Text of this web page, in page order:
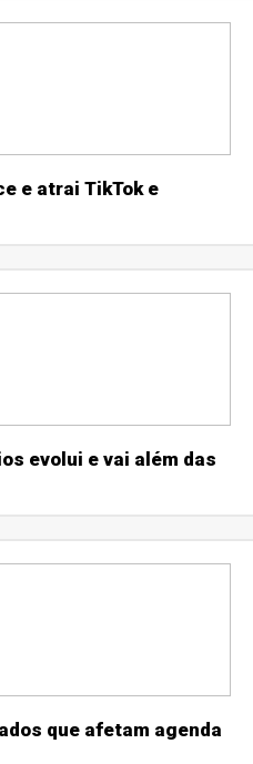
e atrai TikTok e
evolui e vai além das
que afetam agenda